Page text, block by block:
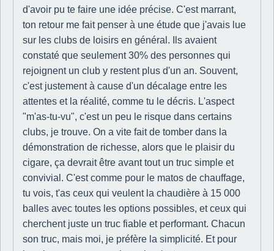
d'avoir pu te faire une idée précise. C'est marrant,
ton retour me fait penser à une étude que j'avais lue
sur les clubs de loisirs en général. Ils avaient
constaté que seulement 30% des personnes qui
rejoignent un club y restent plus d'un an. Souvent,
c'est justement à cause d'un décalage entre les
attentes et la réalité, comme tu le décris. L'aspect
"m'as-tu-vu", c'est un peu le risque dans certains
clubs, je trouve. On a vite fait de tomber dans la
démonstration de richesse, alors que le plaisir du
cigare, ça devrait être avant tout un truc simple et
convivial. C'est comme pour le matos de chauffage,
tu vois, t'as ceux qui veulent la chaudière à 15 000
balles avec toutes les options possibles, et ceux qui
cherchent juste un truc fiable et performant. Chacun
son truc, mais moi, je préfère la simplicité. Et pour